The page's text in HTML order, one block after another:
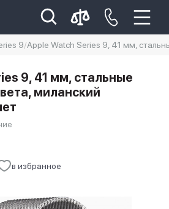
айфон 14
9 Apple Watch Series 9, 41 мм,
в избранное
9, 41 мм, стальные
миланский